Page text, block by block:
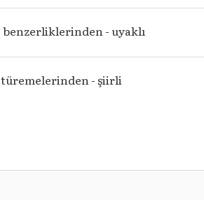
benzerliklerinden - uyaklı
türemelerinden - şiirli